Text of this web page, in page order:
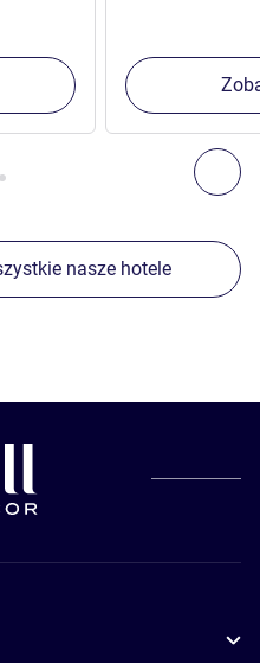
w pobliżu
w pobliżu 1 :, Inne nasze
nasze hotele